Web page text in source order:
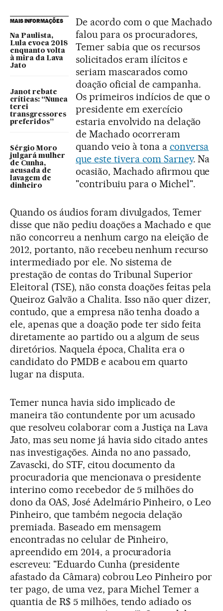
MAIS INFORMAÇÕES
Na Paulista,
Lula evoca 2018
enquanto volta
à mira da Lava
Jato
Janot rebate
críticas: “Nunca
terei
transgressores
preferidos”
Sérgio Moro
julgará mulher
de Cunha,
acusada de
lavagem de
dinheiro
De acordo com o que Machado
falou para os procuradores,
Temer sabia que os recursos
solicitados eram ilícitos e
seriam mascarados como
doação oficial de campanha.
Os primeiros indícios de que o
presidente em exercício
estaria envolvido na delação
de Machado ocorreram
quando veio à tona a conversa
que este tivera com Sarney. Na
ocasião, Machado afirmou que
"contribuiu para o Michel".
Quando os áudios foram divulgados, Temer
disse que não pediu doações a Machado e que
não concorreu a nenhum cargo na eleição de
2012, portanto, não recebeu nenhum recurso
intermediado por ele. No sistema de
prestação de contas do Tribunal Superior
Eleitoral (TSE), não consta doações feitas pela
Queiroz Galvão a Chalita. Isso não quer dizer,
contudo, que a empresa não tenha doado a
ele, apenas que a doação pode ter sido feita
diretamente ao partido ou a algum de seus
diretórios. Naquela época, Chalita era o
candidato do PMDB e acabou em quarto
lugar na disputa.
Temer nunca havia sido implicado de
maneira tão contundente por um acusado
que resolveu colaborar com a Justiça na Lava
Jato, mas seu nome já havia sido citado antes
nas investigações. Ainda no ano passado,
Zavascki, do STF, citou documento da
procuradoria que mencionava o presidente
interino como recebedor de 5 milhões do
dono da OAS, José Adelmário Pinheiro, o Leo
Pinheiro, que também negocia delação
premiada. Baseado em mensagem
encontradas no celular de Pinheiro,
apreendido em 2014, a procuradoria
escreveu: "Eduardo Cunha (presidente
afastado da Câmara) cobrou Leo Pinheiro por
ter pago, de uma vez, para Michel Temer a
quantia de R$ 5 milhões, tendo adiado os